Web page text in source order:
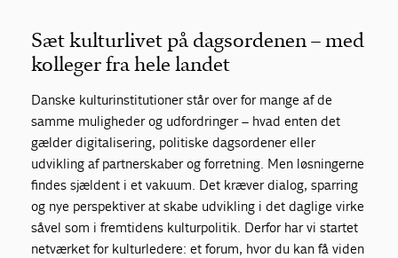
Sæt kulturlivet på dagsordenen – med
kolleger fra hele landet
Danske kulturinstitutioner står over for mange af de
samme muligheder og udfordringer – hvad enten det
gælder digitalisering, politiske dagsordener eller
udvikling af partnerskaber og forretning. Men løsningerne
findes sjældent i et vakuum. Det kræver dialog, sparring
og nye perspektiver at skabe udvikling i det daglige virke
såvel som i fremtidens kulturpolitik. Derfor har vi startet
netværket for kulturledere: et forum, hvor du kan få viden